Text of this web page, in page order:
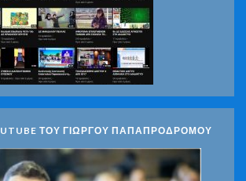
ΤΟΥ ΓΙΩΡΓΟΥ ΠΑΠΑΠΡΟΔΡΟΜΟΥ